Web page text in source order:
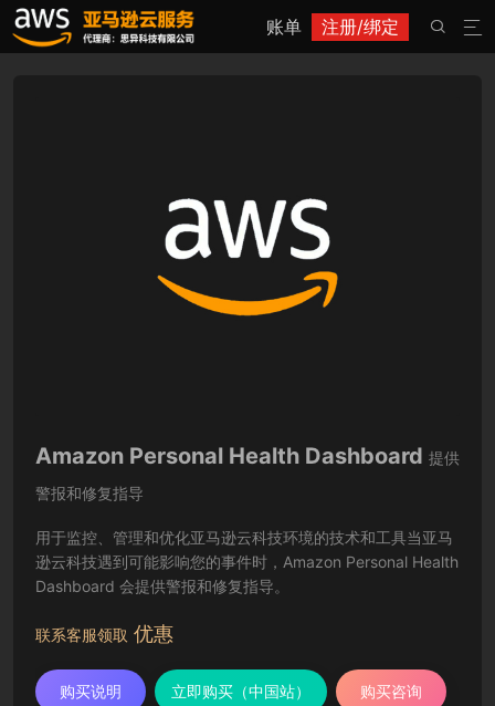
账单 注册/绑定 

Amazon Personal Health Dashboard 提供
警报和修复指导
用于监控、管理和优化亚马逊云科技环境的技术和工具当亚马
逊云科技遇到可能影响您的事件时，Amazon Personal Health
Dashboard 会提供警报和修复指导。
联系客服领取 优惠
购买说明 立即购买（中国站） 购买咨询